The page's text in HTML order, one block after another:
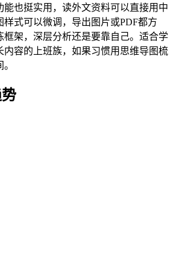
能也挺实用，读外文资料可以直接用中
式可以微调，导出图片或PDF都方
框架，深层分析还是要靠自己。适合学
内容的上班族，如果习惯用思维导图梳